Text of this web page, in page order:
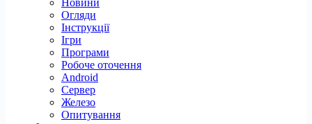
Новини
Огляди
Інструкції
Ігри
Програми
Робоче оточення
Android
Сервер
Железо
Опитування